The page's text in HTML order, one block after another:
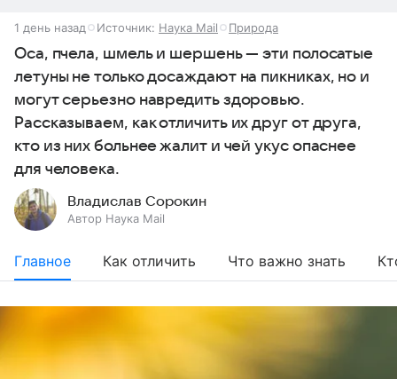
1 день назад Источник: Наука Mail Природа
Оса, пчела, шмель и шершень — эти полосатые
летуны не только досаждают на пикниках, но и
могут серьезно навредить здоровью.
Рассказываем, как отличить их друг от друга,
кто из них больнее жалит и чей укус опаснее
для человека.
Владислав Сорокин
Автор Наука Mail
Главное Как отличить Что важно знать